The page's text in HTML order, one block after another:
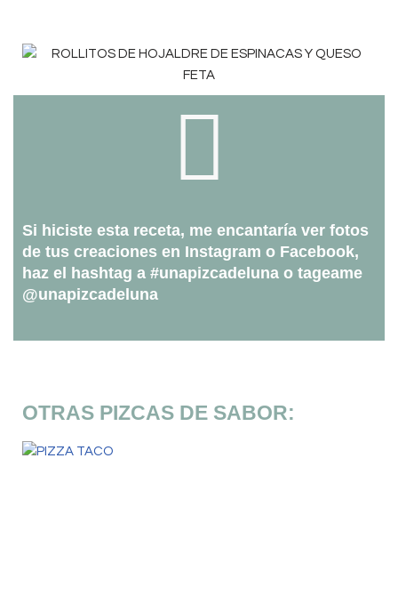
Si hiciste esta receta, me encantaría ver fotos
de tus creaciones en Instagram o Facebook,
haz el hashtag a #unapizcadeluna o tageame
@unapizcadeluna
OTRAS PIZCAS DE SABOR: